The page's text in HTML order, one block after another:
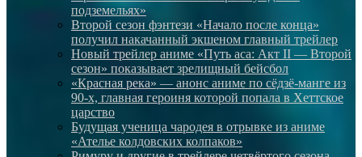
подземельях»
Второй сезон фэнтези «Начало после конца»
получил накачанный экшеном главный трейлер
Новый трейлер аниме «Путь аса: Акт II — Второй
сезон» показывает зрелищный бейсбол
«Красная река» — анонс аниме по сёдзё-манге из
90-х, главная героиня которой попала в Хеттское
царство
Будущая ученица чародея в отрывке из аниме
«Ателье колдовских колпаков»